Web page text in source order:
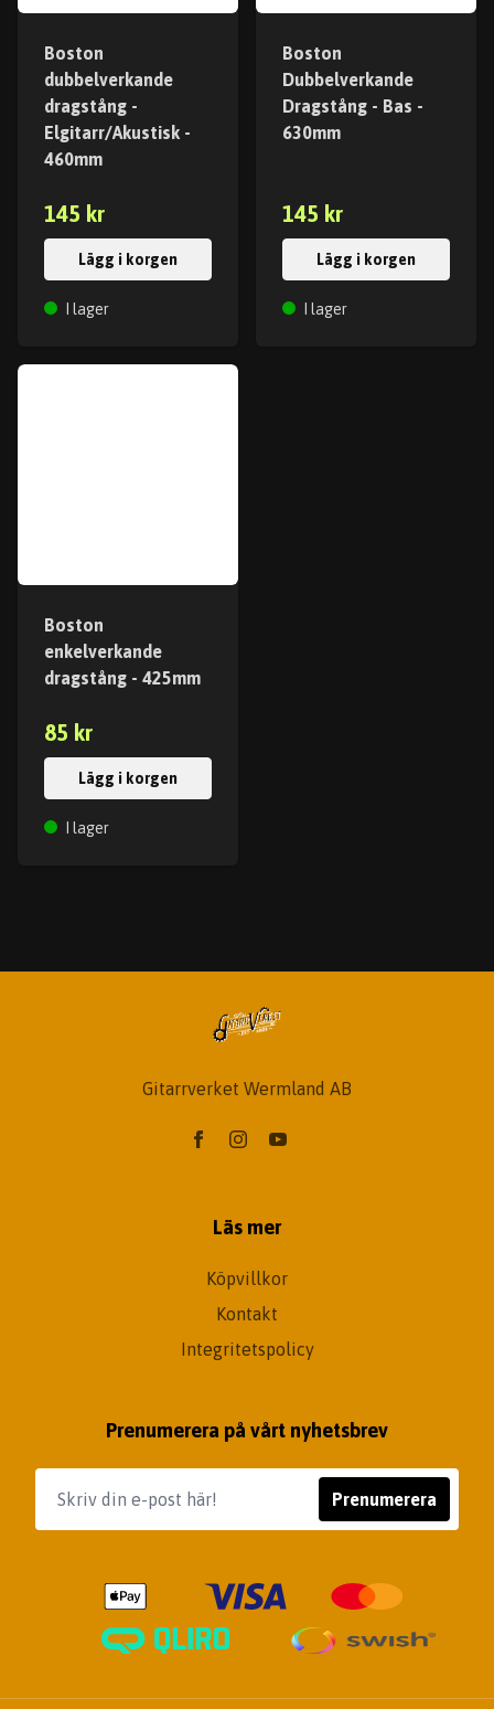
Boston
dubbelverkande
dragstång -
Elgitarr/Akustisk -
460mm
145 kr
Lägg i korgen
I lager
Boston
Dubbelverkande
Dragstång - Bas -
630mm
145 kr
Lägg i korgen
I lager
Boston
enkelverkande
dragstång - 425mm
85 kr
Lägg i korgen
I lager
Gitarrverket Wermland AB
Läs mer
Köpvillkor
Kontakt
Integritetspolicy
Prenumerera på vårt nyhetsbrev
Prenumerera